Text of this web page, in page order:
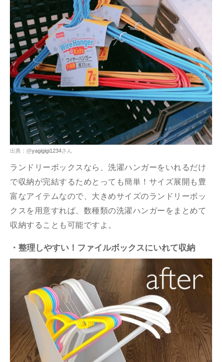
出典：@yagigigi1234さん
ランドリーボックスなら、洗濯ハンガーをいれるだけ
で収納が完結するためとっても簡単！サイズ展開も豊
富なアイテムなので、大きめサイズのランドリーボッ
クスを用意すれば、数種類の洗濯ハンガーをまとめて
収納することも可能ですよ。
・整理しやすい！ファイルボックスにいれて収納